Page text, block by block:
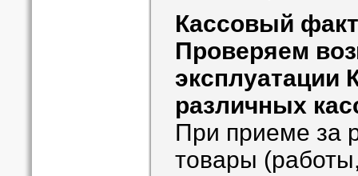
Кассовый
Проверяем
эксплуатации
различных
При приеме за
товары